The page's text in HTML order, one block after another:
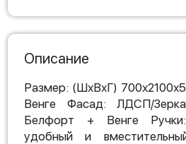
Описание
Размер: (ШхВхГ)
Венге Фасад: ЛДСП/
Белфорт + Венге
удобный и